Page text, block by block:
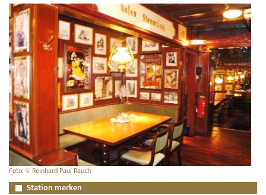
Foto: © Reinhard Paul Rauch
Station merken